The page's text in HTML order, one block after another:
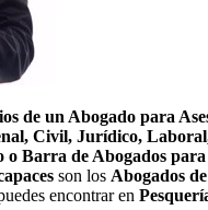
de un Abogado para
Civil, Jurídico,
o Barra de Abogados
son los Abogados
encontrar en